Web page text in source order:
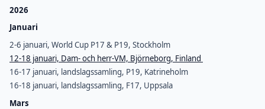
2026
Januari
2-6 januari, World Cup P17 & P19, Stockholm
12-18 januari, Dam- och herr-VM, Björneborg, Finland
16-17 januari, landslagssamling, P19, Katrineholm
16-18 januari, landslagssamling, F17, Uppsala
Mars